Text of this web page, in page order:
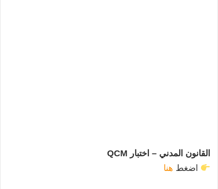
القانون المدني – اختبار QCM
اضغط هنا